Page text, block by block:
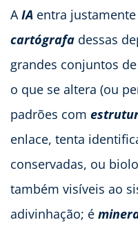
AIA entra
cartógrafa dessas
grandes conjuntos
o que se altera (ou
padrões com
enlace, tenta
conservadas, ou
também visíveis ao
adivinhação; é